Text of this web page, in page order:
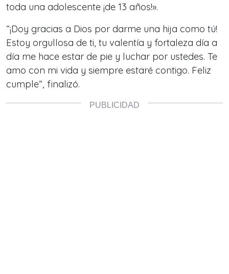
toda una adolescente ¡de 13 años!».
“¡Doy gracias a Dios por darme una hija como tú!
Estoy orgullosa de ti, tu valentía y fortaleza día a
día me hace estar de pie y luchar por ustedes. Te
amo con mi vida y siempre estaré contigo. Feliz
cumple”, finalizó.